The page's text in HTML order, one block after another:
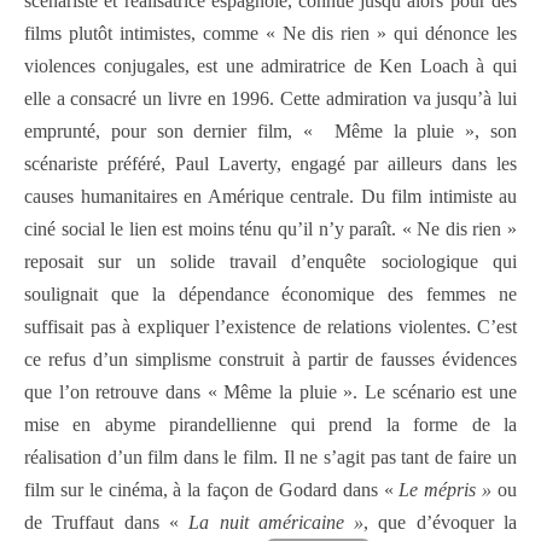
films plutôt intimistes, comme « Ne dis rien » qui dénonce les
violences conjugales, est une admiratrice de Ken Loach à qui
elle a consacré un livre en 1996. Cette admiration va jusqu’à lui
emprunté, pour son dernier film, « Même la pluie », son
scénariste préféré, Paul Laverty, engagé par ailleurs dans les
causes humanitaires en Amérique centrale. Du film intimiste au
ciné social le lien est moins ténu qu’il n’y paraît. « Ne dis rien »
reposait sur un solide travail d’enquête sociologique qui
soulignait que la dépendance économique des femmes ne
suffisait pas à expliquer l’existence de relations violentes. C’est
ce refus d’un simplisme construit à partir de fausses évidences
que l’on retrouve dans « Même la pluie ». Le scénario est une
mise en abyme pirandellienne qui prend la forme de la
réalisation d’un film dans le film. Il ne s’agit pas tant de faire un
film sur le cinéma, à la façon de Godard dans « Le mépris »ou
de Truffaut dans « La nuit américaine », que d’évoquer la